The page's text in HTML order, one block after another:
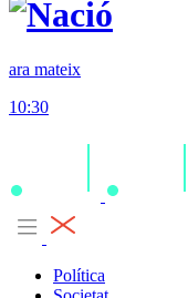
ara mateix
10:30
Política